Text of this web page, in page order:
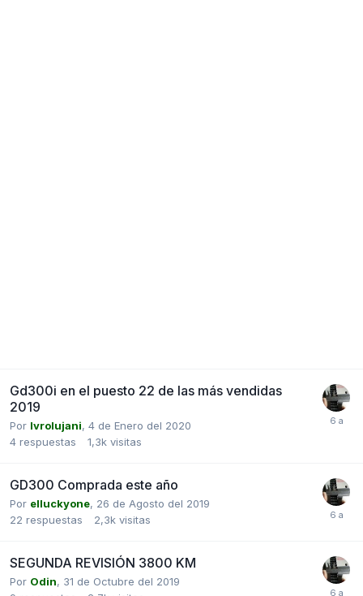
Gd300i en el puesto 22 de las más vendidas
2019
Por Ivrolujani, 4 de Enero del 2020
4 respuestas 1,3k visitas
GD300 Comprada este año
Por elluckyone, 26 de Agosto del 2019
22 respuestas 2,3k visitas
SEGUNDA REVISIÓN 3800 KM
Por Odin, 31 de Octubre del 2019